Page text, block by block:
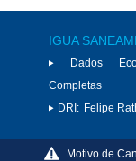
IGUA
Dados
Completas
DRI: Felipe
Motivo de